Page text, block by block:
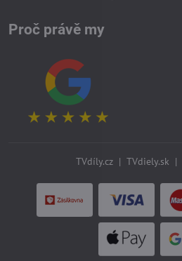
Proč právě my
TVdíly.cz | TVdiely.sk |